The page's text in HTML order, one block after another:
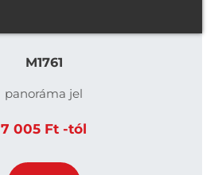
M1761
panoráma jel
7 005 Ft -tól